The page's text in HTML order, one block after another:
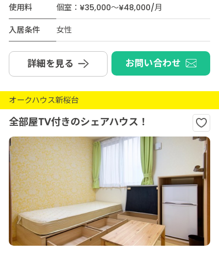
使用料
個室：¥35,000～¥48,000/月
入居条件
女性
詳細を見る お問い合わせ
オークハウス新桜台
全部屋TV付きのシェアハウス！